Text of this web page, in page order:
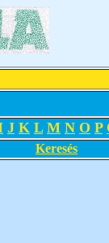
J K L M N O P
Keresés